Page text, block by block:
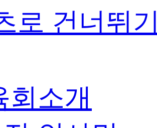
로 건너뛰
회소개